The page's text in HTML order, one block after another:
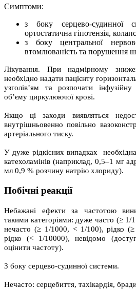
Симптоми:
з боку серцево-судинної
ортостатична гіпотензія,
з боку центральної
втомлюваність та порушення
Лікування. При надмірному
необхідно надати пацієнту
узголів’ям та розпочати
об’єму циркулюючої крові.
Якщо ці заходи виявляться
внутрішньовенно повільно
артеріального тиску.
У дуже рідкісних випадках необхідна
катехоламінів (наприклад, 0,5–1 мг
мл 0,9 % розчину натрію хлориду).
Побічні реакції
Небажані ефекти за частотою
такими категоріями: дуже часто (≥
нечасто (≥ 1/1000, < 1/100), рідко
рідко (< 1/10000), невідомо
оцінити частоту).
З боку серцево-судинної системи.
Нечасто: серцебиття, тахікардія,